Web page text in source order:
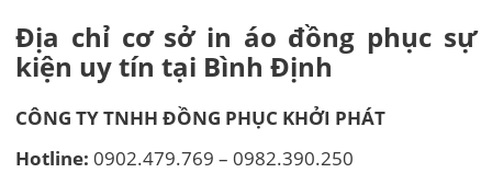
Địa chỉ cơ sở in áo đồng phục sự
kiện uy tín tại Bình Định
CÔNG TY TNHH ĐỒNG PHỤC KHỞI PHÁT
Hotline: 0902.479.769 – 0982.390.250